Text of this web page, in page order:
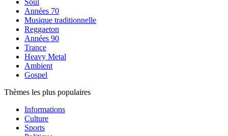
Soul
Années 70
Musique traditionnelle
Reggaeton
Années 90
Trance
Heavy Metal
Ambient
Gospel
Thèmes les plus populaires
Informations
Culture
Sports